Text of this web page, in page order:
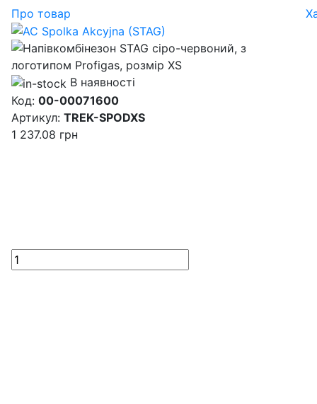
Про товар
В наявності
Код: 00-00071600
Артикул: TREK-SPODXS
1 237.08 грн